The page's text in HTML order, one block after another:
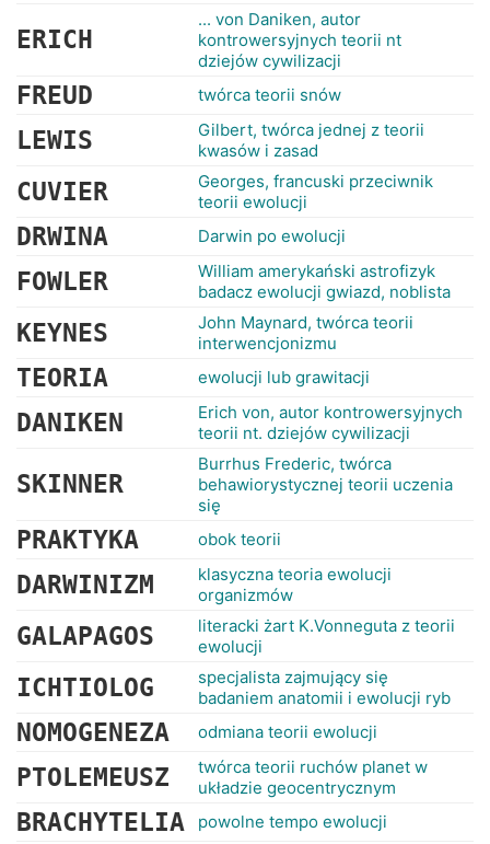
ERICH
... von Daniken, autor
kontrowersyjnych teorii nt
dziejów cywilizacji
FREUD twórca teorii snów
LEWIS
Gilbert, twórca jednej z teorii
kwasów i zasad
CUVIER
Georges, francuski przeciwnik
teorii ewolucji
DRWINA Darwin po ewolucji
FOWLER
William amerykański astrofizyk
badacz ewolucji gwiazd, noblista
KEYNES
John Maynard, twórca teorii
interwencjonizmu
TEORIA ewolucji lub grawitacji
DANIKEN
Erich von, autor kontrowersyjnych
teorii nt. dziejów cywilizacji
SKINNER
Burrhus Frederic, twórca
behawiorystycznej teorii uczenia
się
PRAKTYKA obok teorii
DARWINIZM
klasyczna teoria ewolucji
organizmów
GALAPAGOS
literacki żart K.Vonneguta z teorii
ewolucji
ICHTIOLOG
specjalista zajmujący się
badaniem anatomii i ewolucji ryb
NOMOGENEZA odmiana teorii ewolucji
PTOLEMEUSZ
twórca teorii ruchów planet w
układzie geocentrycznym
BRACHYTELIA powolne tempo ewolucji